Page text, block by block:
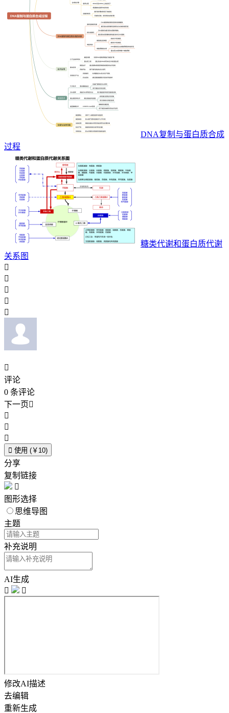
DNA复制与蛋白质合成
过程
糖类代谢和蛋白质代谢
关系图






评论
0 条评论
下一页



 使用 (￥10)
分享
复制链接

图形选择
思维导图
主题
补充说明
AI生成


修改AI描述
去编辑
重新生成